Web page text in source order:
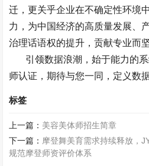
迁，更关乎企业在不确定性环境
力，为中国经济的高质量发展、
治理话语权的提升，贡献专业而
引领数据浪潮，始于能力的
师认证，期待与您一同，定义数
标签
上一篇： 美容美体师招生简章
下一篇： 摩登舞美育需求持续释放，
规范摩登师资评价体系